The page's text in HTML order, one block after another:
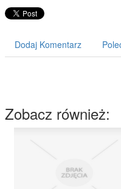
Dodaj Komentarz
Zobacz również: